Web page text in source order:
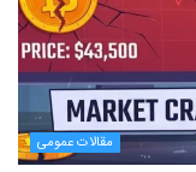
مقالات عمومی